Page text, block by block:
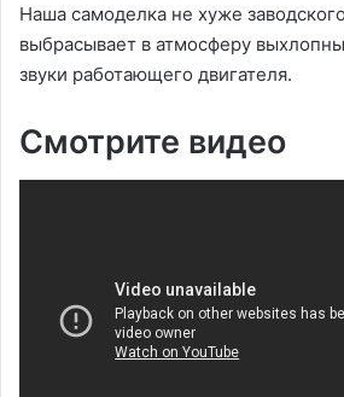
Наша самоделка не хуже
выбрасывает в атмосферу
звуки работающего двигателя.
Смотрите видео